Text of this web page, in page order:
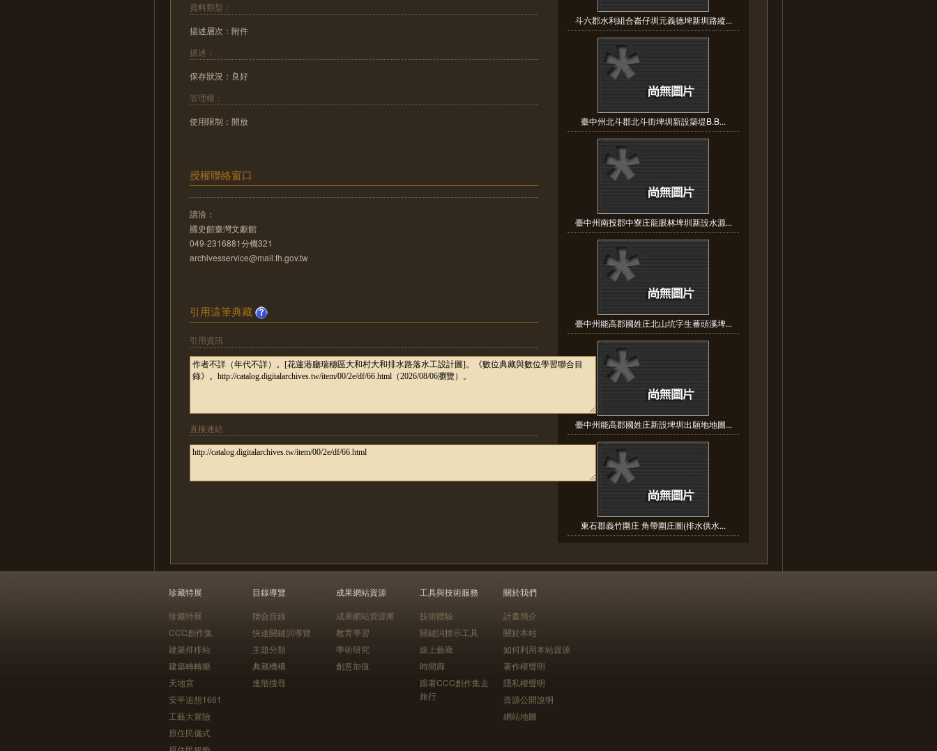
資料類型：
描述層次：附件
描述：
保存狀況：良好
管理權：
使用限制：開放
授權聯絡窗口
請洽：
國史館臺灣文獻館
049-2316881分機321
archivesservice@mail.th.gov.tw
引用這筆典藏
引用資訊
直接連結
斗六郡水利組合崙仔圳元義德埤新圳路縱...
臺中州北斗郡北斗街埤圳新設築堤B.B...
臺中州南投郡中寮庄龍眼林埤圳新設水源...
臺中州能高郡國姓庄北山坑字生蕃頭溪埤...
臺中州能高郡國姓庄新設埤圳出願地地圖...
東石郡義竹圍庄 角帶圍庄圖(排水供水...
珍藏特展
珍藏特展
CCC創作集
建築排排站
建築轉轉樂
天地宮
安平追想1661
工藝大冒險
原住民儀式
目錄導覽
聯合目錄
快速關鍵詞導覽
主題分類
典藏機構
進階搜尋
成果網站資源
成果網站資源庫
教育學習
學術研究
創意加值
工具與技術服務
技術體驗
關鍵詞標示工具
線上藝廊
時間廊
跟著CCC創作集去
旅行
關於我們
計畫簡介
關於本站
如何利用本站資源
著作權聲明
隱私權聲明
資源公開說明
網站地圖